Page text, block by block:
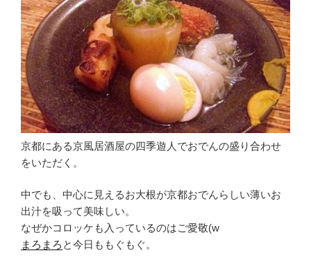
京都にある京風居酒屋の四季遊人でおでんの盛り合わせ
をいただく。
中でも、中心に見えるお大根が京都おでんらしい薄いお
出汁を吸って美味しい。
なぜかコロッケも入っているのはご愛敬(w
まろまろ と今日ももぐもぐ。